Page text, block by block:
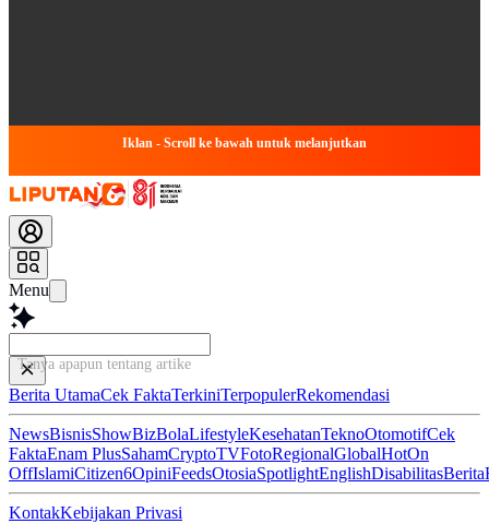
Iklan - Scroll ke bawah untuk melanjutkan
Menu
Tanya apapun tentang artikel ini...
Berita UtamaCek FaktaTerkiniTerpopulerRekomendasi
NewsBisnisShowBizBolaLifestyleKesehatanTeknoOtomotifCek
FaktaEnam PlusSahamCryptoTVFotoRegionalGlobalHotOn
OffIslamiCitizen6OpiniFeedsOtosiaSpotlightEnglishDisabilitasBerita
KontakKebijakan Privasi